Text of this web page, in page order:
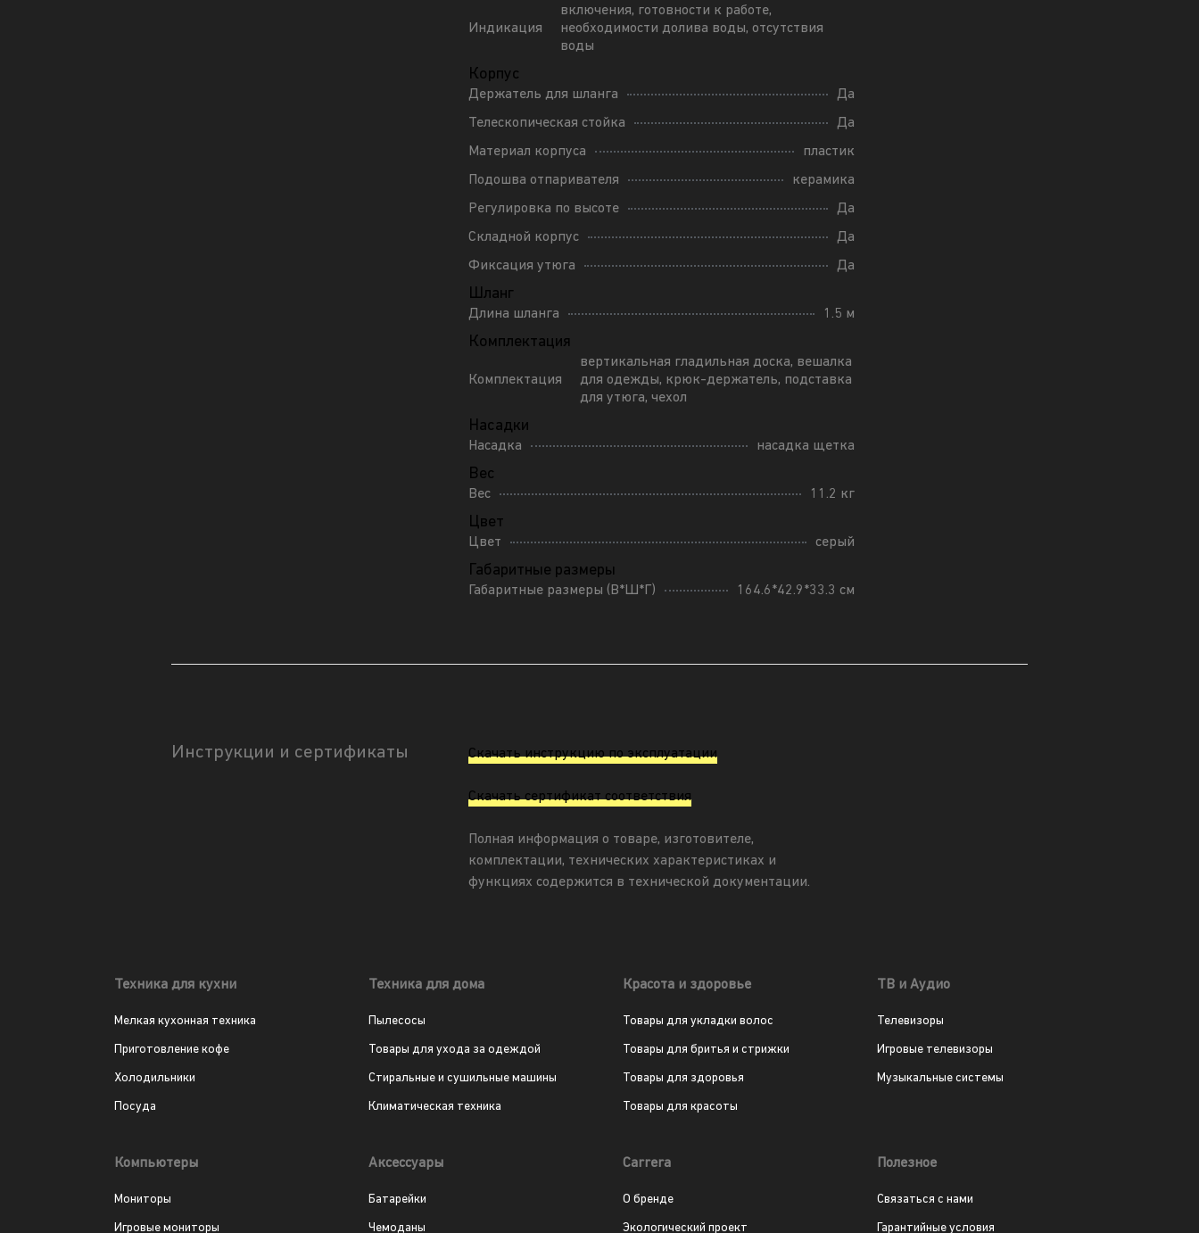
Индикация
включения, готовности к работе,
необходимости долива воды, отсутствия
воды
Корпус
Держатель для шланга
Да
Телескопическая стойка
Да
Материал корпуса
пластик
Подошва отпаривателя
керамика
Регулировка по высоте
Да
Складной корпус
Да
Фиксация утюга
Да
Шланг
Длина шланга 1.5 м
Комплектация
Комплектация
вертикальная гладильная доска, вешалка
для одежды, крюк-держатель, подставка
для утюга, чехол
Насадки
Насадка насадка щетка
Вес
Вес 11.2 кг
Цвет
Цвет серый
Габаритные размеры
Габаритные размеры (В*Ш*Г) 164.6*42.9*33.3 см
Инструкции и сертификаты Скачать инструкцию по эксплуатации
Скачать сертификат соответствия
Полная информация о товаре, изготовителе,
комплектации, технических характеристиках и
функциях содержится в технической документации.
Техника для кухни
Мелкая кухонная техника
Приготовление кофе
Холодильники
Посуда
Техника для дома
Пылесосы
Товары для ухода за одеждой
Стиральные и сушильные машины
Климатическая техника
Красота и здоровье
Товары для укладки волос
Товары для бритья и стрижки
Товары для здоровья
Товары для красоты
ТВ и Аудио
Телевизоры
Игровые телевизоры
Музыкальные системы
Компьютеры
Мониторы
Игровые мониторы
Аксессуары
Батарейки
Чемоданы
Carrera
О бренде
Экологический проект
Полезное
Связаться с нами
Гарантийные условия